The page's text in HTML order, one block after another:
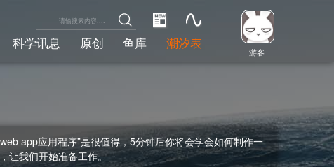
游客
科学讯息 原创 鱼库 潮汐表
app应用程序”是很值得，5分钟后你将会学会如何制作一
让我们开始准备工作。